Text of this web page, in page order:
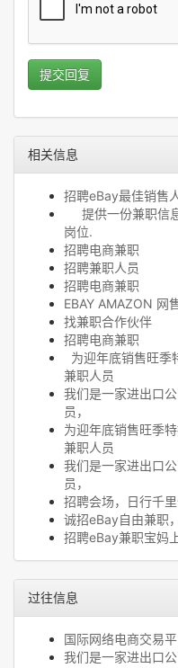
提交回复
相关信息
招聘eBay最佳销售
提供一份兼职信
岗位.
招聘电商兼职
招聘兼职人员
招聘电商兼职
EBAY AMAZON 网
找兼职合作伙伴
招聘电商兼职
为迎年底销售旺季
兼职人员
我们是一家进出口
员，
为迎年底销售旺季
兼职人员
我们是一家进出口
员，
招聘会场，日行千
诚招eBay自由兼职
招聘eBay兼职宝妈
过往信息
国际网络电商交易
我们是一家进出口